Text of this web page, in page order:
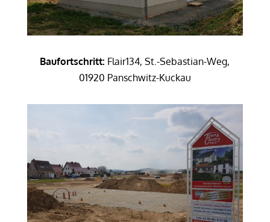
Baufortschritt: Flair134, St.-Sebastian-Weg,
01920 Panschwitz-Kuckau